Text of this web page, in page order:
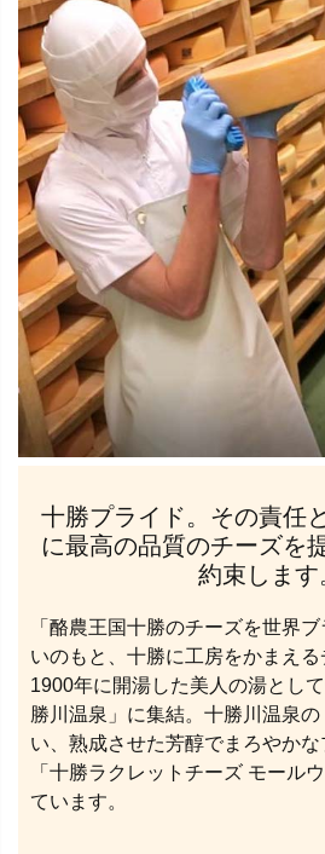
十勝プライド。その責任
に最高の品質のチーズを
約束します
「酪農王国十勝のチーズを世界
いのもと、十勝に工房をかまえ
1900年に開湯した美人の湯とし
勝川温泉」に集結。十勝川温泉の
い、熟成させた芳醇でまろやか
「十勝ラクレットチーズ モール
ています。